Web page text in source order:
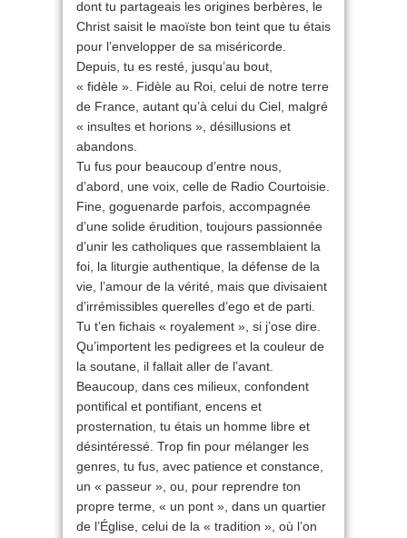
dont tu partageais les origines berbères, le
Christ saisit le maoïste bon teint que tu étais
pour l’envelopper de sa miséricorde.
Depuis, tu es resté, jusqu’au bout,
« fidèle ». Fidèle au Roi, celui de notre terre
de France, autant qu’à celui du Ciel, malgré
« insultes et horions », désillusions et
abandons.
Tu fus pour beaucoup d’entre nous,
d’abord, une voix, celle de Radio Courtoisie.
Fine, goguenarde parfois, accompagnée
d’une solide érudition, toujours passionnée
d’unir les catholiques que rassemblaient la
foi, la liturgie authentique, la défense de la
vie, l’amour de la vérité, mais que divisaient
d’irrémissibles querelles d’ego et de parti.
Tu t’en fichais « royalement », si j’ose dire.
Qu’importent les pedigrees et la couleur de
la soutane, il fallait aller de l’avant.
Beaucoup, dans ces milieux, confondent
pontifical et pontifiant, encens et
prosternation, tu étais un homme libre et
désintéressé. Trop fin pour mélanger les
genres, tu fus, avec patience et constance,
un « passeur », ou, pour reprendre ton
propre terme, « un pont », dans un quartier
de l’Église, celui de la « tradition », où l’on